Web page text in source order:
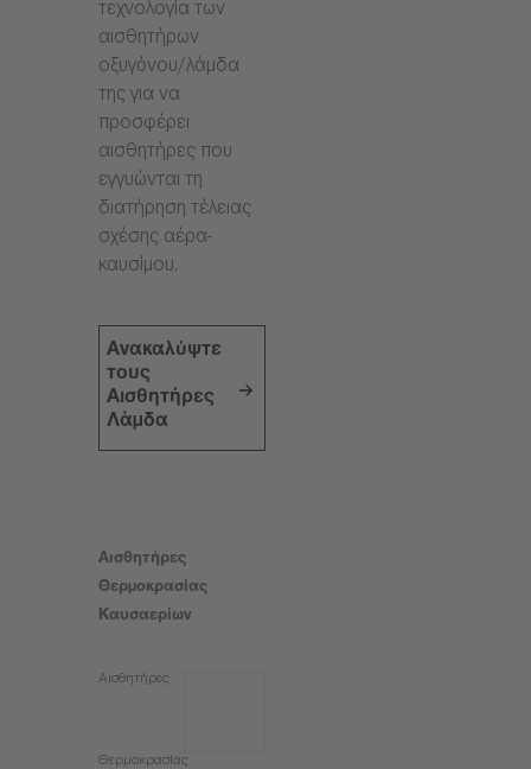
τεχνολογία των
αισθητήρων
οξυγόνου/λάμδα
της για να
προσφέρει
αισθητήρες που
εγγυώνται τη
διατήρηση τέλειας
σχέσης αέρα-
καυσίμου.
Ανακαλύψτε
τους
Αισθητήρες
Λάμδα
Αισθητήρες
Θερμοκρασίας
Καυσαερίων
Αισθητήρες
Θερμοκρασίας